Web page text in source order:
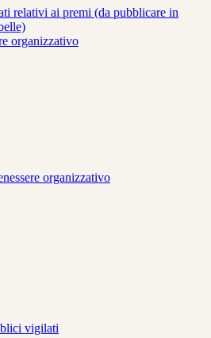
relativi ai premi (da pubblicare in
organizzativo
organizzativo
vigilati